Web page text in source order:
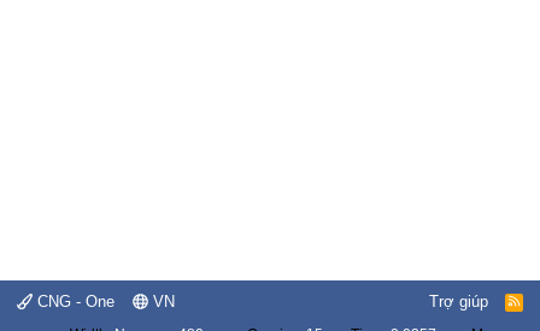
CNG - One VN Trợ giúp
R